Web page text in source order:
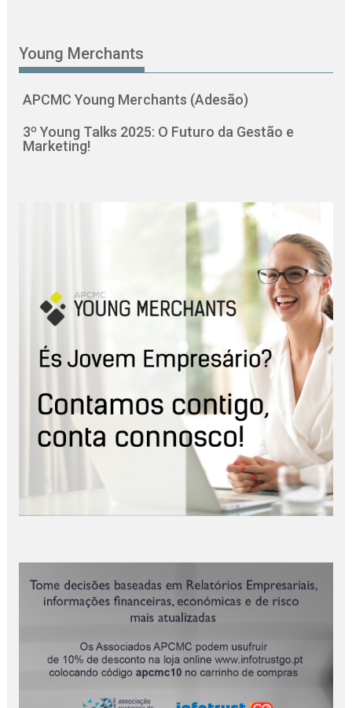
Young Merchants
APCMC Young Merchants (Adesão)
3º Young Talks 2025: O Futuro da Gestão e
Marketing!